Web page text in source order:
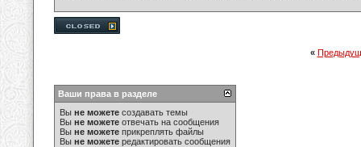
«
Ваши права в разделе
Вы не можете создавать темы
Вы не можете отвечать на сообщения
Вы не можете прикреплять файлы
Вы не можете редактировать сообщения